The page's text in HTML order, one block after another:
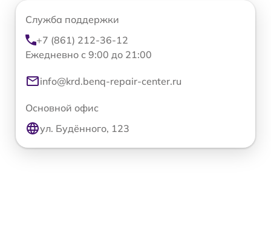
Служба поддержки
+7 (861) 212-36-12
Ежедневно с 9:00 до 21:00
info@krd.benq-repair-center.ru
Основной офис
ул. Будённого, 123